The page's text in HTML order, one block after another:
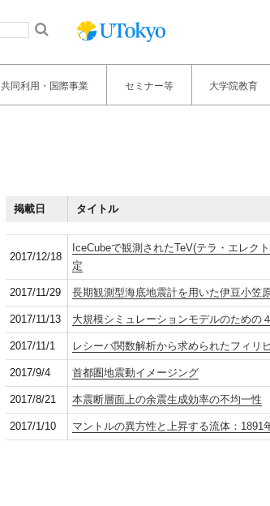
共同利用・国際事業 セミナー等 大学院教育
掲載日 タイトル
2017/12/18
IceCubeで観測されたTeV(テラ・エレク
定
2017/11/29 長期観測型海底地震計を用いた伊豆小笠
2017/11/13 大規模シミュレーションモデルのための
2017/11/1 レシーバ関数解析から求められたフィリ
2017/9/4 首都圏地震動イメージング
2017/8/21 本震断層面上の余震生成効率の不均一性
2017/1/10 マントルの異方性と上昇する流体：1891